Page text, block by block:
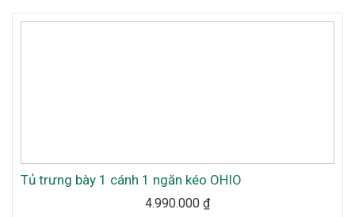
Tủ trưng bày 1 cánh 1 ngăn kéo OHIO
4.990.000 ₫